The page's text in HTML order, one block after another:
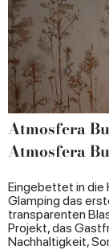
provided to
of their services.
Atmosfera
Atmosfera
Eingebettet in die
Glamping das
transparenten
Projekt, das
Nachhaltigkeit,